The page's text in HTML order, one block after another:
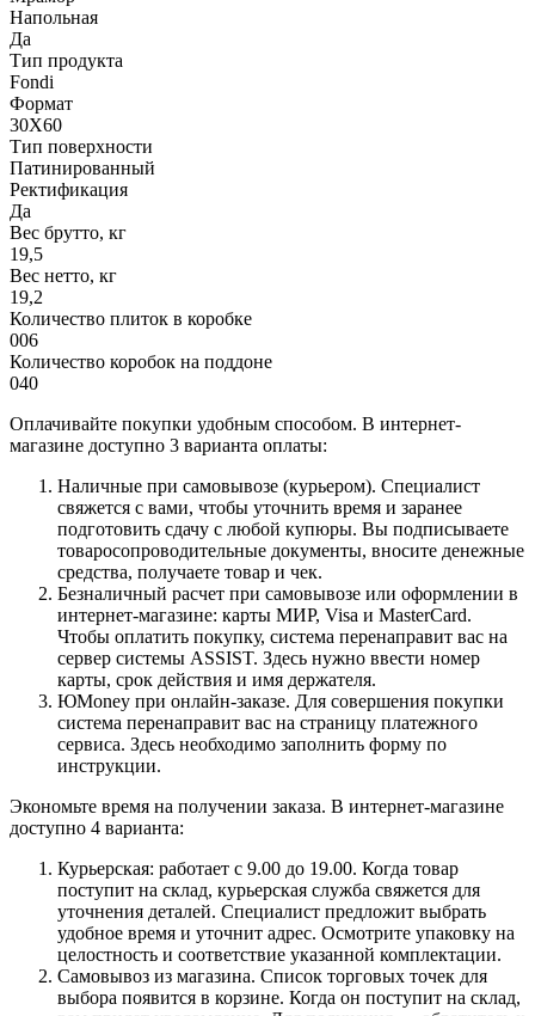
Напольная
Да
Тип продукта
Fondi
Формат
30X60
Тип поверхности
Патинированный
Ректификация
Да
Вес брутто, кг
19,5
Вес нетто, кг
19,2
Количество плиток в коробке
006
Количество коробок на поддоне
040
Оплачивайте покупки удобным способом. В интернет-
магазине доступно 3 варианта оплаты:
Наличные при самовывозе (курьером). Специалист
свяжется с вами, чтобы уточнить время и заранее
подготовить сдачу с любой купюры. Вы подписываете
товаросопроводительные документы, вносите денежные
средства, получаете товар и чек.
Безналичный расчет при самовывозе или оформлении в
интернет-магазине: карты МИР, Visa и MasterCard.
Чтобы оплатить покупку, система перенаправит вас на
сервер системы ASSIST. Здесь нужно ввести номер
карты, срок действия и имя держателя.
ЮMoney при онлайн-заказе. Для совершения покупки
система перенаправит вас на страницу платежного
сервиса. Здесь необходимо заполнить форму по
инструкции.
Экономьте время на получении заказа. В интернет-магазине
доступно 4 варианта:
Курьерская: работает с 9.00 до 19.00. Когда товар
поступит на склад, курьерская служба свяжется для
уточнения деталей. Специалист предложит выбрать
удобное время и уточнит адрес. Осмотрите упаковку на
целостность и соответствие указанной комплектации.
Самовывоз из магазина. Список торговых точек для
выбора появится в корзине. Когда он поступит на склад,